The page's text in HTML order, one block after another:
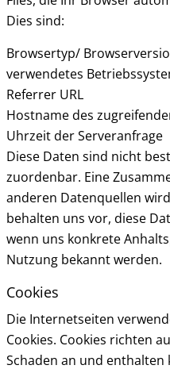
Dies sind:
Browsertyp/
verwendetes
Referrer URL
Hostname des
Uhrzeit der Serveranfrage
Diese Daten sind nicht
zuordenbar. Eine
anderen Datenquellen
behalten uns vor, diese
wenn uns konkrete
Nutzung bekannt werden.
Cookies
Die Internetseiten
Cookies. Cookies richten
Schaden an und enthalten